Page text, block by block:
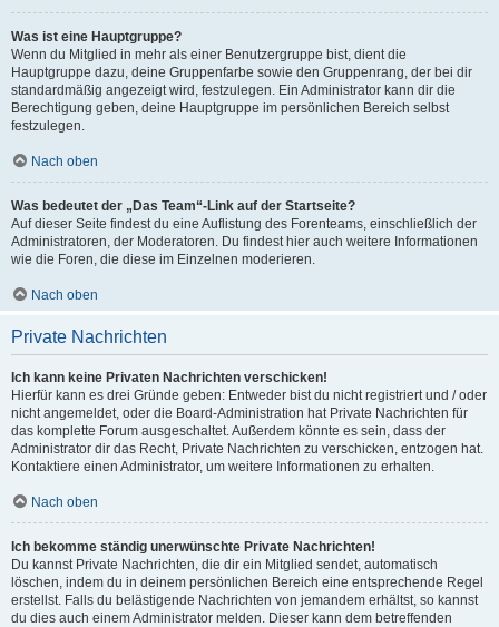
Was ist eine Hauptgruppe?
Wenn du Mitglied in mehr als einer Benutzergruppe bist, dient die
Hauptgruppe dazu, deine Gruppenfarbe sowie den Gruppenrang, der bei dir
standardmäßig angezeigt wird, festzulegen. Ein Administrator kann dir die
Berechtigung geben, deine Hauptgruppe im persönlichen Bereich selbst
festzulegen.
Nach oben
Was bedeutet der „Das Team“-Link auf der Startseite?
Auf dieser Seite findest du eine Auflistung des Forenteams, einschließlich der
Administratoren, der Moderatoren. Du findest hier auch weitere Informationen
wie die Foren, die diese im Einzelnen moderieren.
Nach oben
Private Nachrichten
Ich kann keine Privaten Nachrichten verschicken!
Hierfür kann es drei Gründe geben: Entweder bist du nicht registriert und / oder
nicht angemeldet, oder die Board-Administration hat Private Nachrichten für
das komplette Forum ausgeschaltet. Außerdem könnte es sein, dass der
Administrator dir das Recht, Private Nachrichten zu verschicken, entzogen hat.
Kontaktiere einen Administrator, um weitere Informationen zu erhalten.
Nach oben
Ich bekomme ständig unerwünschte Private Nachrichten!
Du kannst Private Nachrichten, die dir ein Mitglied sendet, automatisch
löschen, indem du in deinem persönlichen Bereich eine entsprechende Regel
erstellst. Falls du belästigende Nachrichten von jemandem erhältst, so kannst
du dies auch einem Administrator melden. Dieser kann dem betreffenden